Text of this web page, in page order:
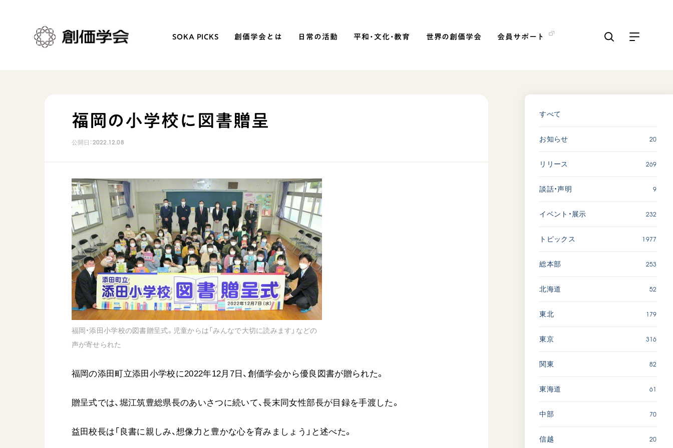
SOKA PICKS 創価学会とは 日常の活動 平和・文化・教育 世界の創価学会 会員サポート
自他共の幸福
日蓮大聖人の仏法（教学入門）
釈尊～法華経
創価学会の三代会長
初代会長・牧口常三郎先生
第2代会長・戸田城聖先生
第3代会長・池田大作先生
学会永遠の五指針
仏法を語る
主な行事
年間の活動について
友人葬
彼岸
「持続可能な開発目標（SDGs）」の
取り組み
人道支援
音楽活動
展示活動
教育本部の活動
図書贈呈
世界の創価学会
世界の創価学会の歴史
基本情報
小説『新・人間革命』『人間革命』
御書検索［新版］
＜関連リンク＞
聖教電子版
soka youth media
SGIピースサイト
【被爆証言】母子で受け継
ぐ「ナガサキの心」 長崎県
吉岡加…
2026.08.09
SDGs
動画
長崎
【被爆証言】「原爆の子」と
して生きた80年 広島県 早
志百…
SDGs
「三つの花ことば」 関西吹
奏楽団
文化 音楽
動画
福岡の小学校に図書贈呈
公開日：2022.12.08
福岡・添田小学校の図書贈呈式。児童からは「みんなで大切に読みます」などの
声が寄せられた
福岡の添田町立添田小学校に2022年12月7日、創価学会から優良図書が贈られた。
贈呈式では、堀江筑豊総県長のあいさつに続いて、長末同女性部長が目録を手渡した。
益田校長は「良書に親しみ、想像力と豊かな心を育みましょう」と述べた。
すべて
お知らせ 20
リリース 269
談話・声明 9
イベント・展示 232
トピックス 1977
総本部 253
北海道 52
東北 179
東京 316
関東 82
東海道 61
中部 70
信越 20